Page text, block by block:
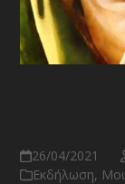
26/04/2021
Εκδήλωση,